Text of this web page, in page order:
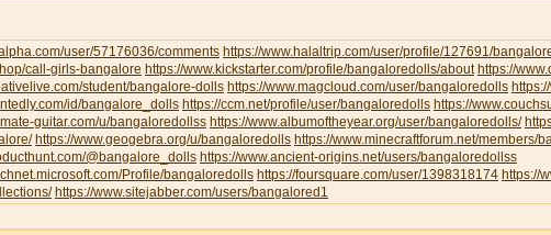
user/57176036/comments https://www.halaltrip.com/user/profile/127691/
call-girls-bangalore https://www.kickstarter.com/profile/bangaloredolls/about https://
student/bangalore-dolls https://www.magcloud.com/user/bangaloredolls
id/bangalore_dolls https://ccm.net/profile/user/bangaloredolls https://
guitar.com/u/bangaloredollss https://www.albumoftheyear.org/user/bangaloredolls/
https://www.geogebra.org/u/bangaloredolls https://www.minecraftforum.net/members/
@bangalore_dolls https://www.ancient-origins.net/users/bangaloredollss
Profile/bangaloredolls https://foursquare.com/user/1398318174 https://
https://www.sitejabber.com/users/bangalored1